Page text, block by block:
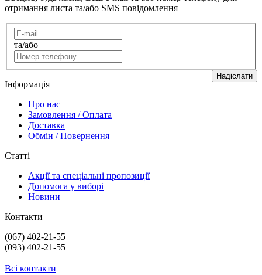
отримання листа та/або SMS повідомлення
та/або
Надіслати
Інформація
Про нас
Замовлення / Оплата
Доставка
Обмін / Повернення
Статті
Акції та спеціальні пропозиції
Допомога у виборі
Новини
Контакти
(067) 402-21-55
(093) 402-21-55
Всі контакти